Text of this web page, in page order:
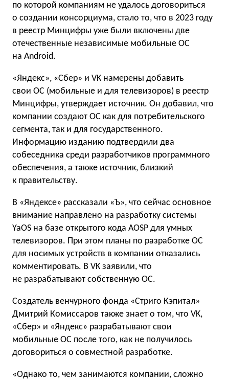
по которой компаниям не удалось договориться
о создании консорциума, стало то, что в 2023 году
в реестр Минцифры уже были включены две
отечественные независимые мобильные ОС
на Android.
«Яндекс», «Сбер» и VK намерены добавить
свои ОС (мобильные и для телевизоров) в реестр
Минцифры, утверждает источник. Он добавил, что
компании создают ОС как для потребительского
сегмента, так и для государственного.
Информацию изданию подтвердили два
собеседника среди разработчиков программного
обеспечения, а также источник, близкий
к правительству.
В «Яндексе» рассказали «Ъ», что сейчас основное
внимание направлено на разработку системы
YaOS на базе открытого кода AOSP для умных
телевизоров. При этом планы по разработке ОС
для носимых устройств в компании отказались
комментировать. В VK заявили, что
не разрабатывают собственную ОС.
Создатель венчурного фонда «Стриго Кэпитал»
Дмитрий Комиссаров также знает о том, что VK,
«Сбер» и «Яндекс» разрабатывают свои
мобильные ОС после того, как не получилось
договориться о совместной разработке.
«Однако то, чем занимаются компании, сложно